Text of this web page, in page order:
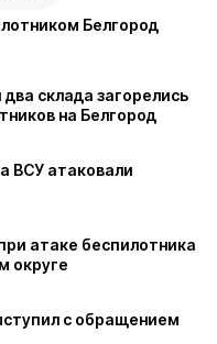
Белгород
склада загорелись
на Белгород
ВСУ атаковали
атаке беспилотника
округе
с обращением